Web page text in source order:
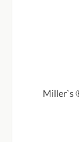
Miller`s